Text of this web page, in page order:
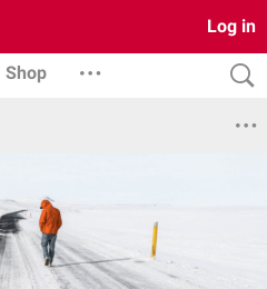
Log in
Shop